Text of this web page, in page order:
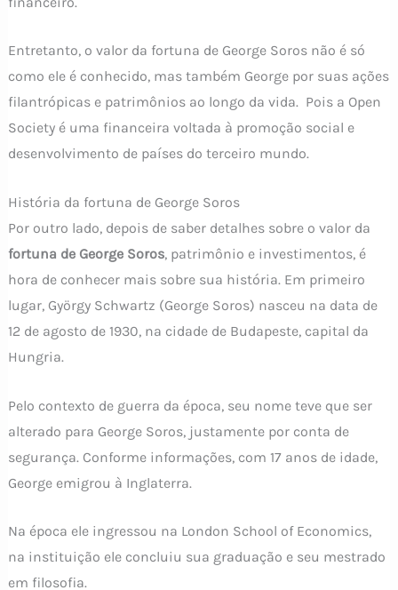
Entretanto, o valor da fortuna de George Soros não é só
como ele é conhecido, mas também George por suas ações
filantrópicas e patrimônios ao longo da vida. Pois a Open
Society é uma financeira voltada à promoção social e
desenvolvimento de países do terceiro mundo.
História da fortuna de George Soros
Por outro lado, depois de saber detalhes sobre o valor da
fortuna de George Soros, patrimônio e investimentos, é
hora de conhecer mais sobre sua história. Em primeiro
lugar, György Schwartz (George Soros) nasceu na data de
12 de agosto de 1930, na cidade de Budapeste, capital da
Hungria.
Pelo contexto de guerra da época, seu nome teve que ser
alterado para George Soros, justamente por conta de
segurança. Conforme informações, com 17 anos de idade,
George emigrou à Inglaterra.
Na época ele ingressou na London School of Economics,
na instituição ele concluiu sua graduação e seu mestrado
em filosofia.